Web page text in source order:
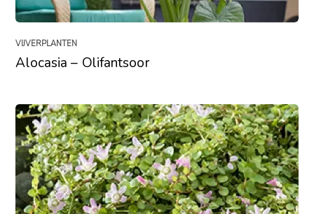
VIJVERPLANTEN
Alocasia – Olifantsoor